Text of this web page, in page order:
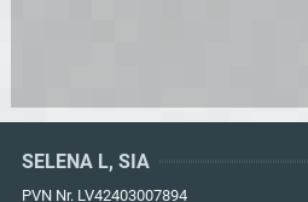
SELENA L, SIA
PVN Nr. LV42403007894